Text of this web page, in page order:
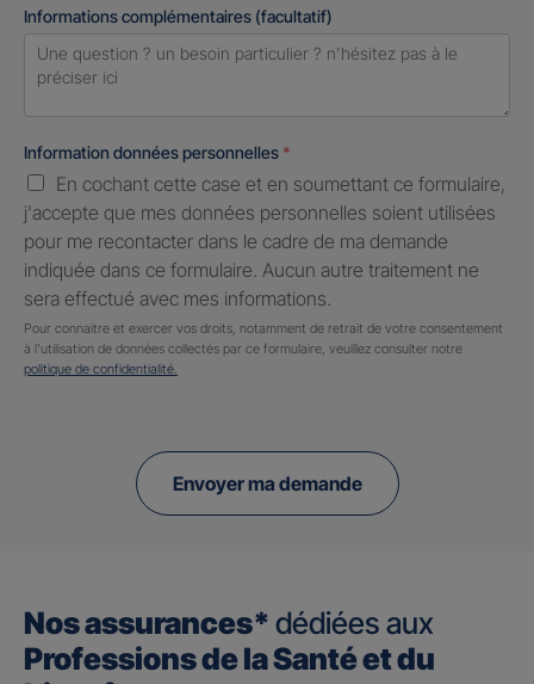
Informations complémentaires (facultatif)
Information données personnelles *
En cochant cette case et en soumettant ce formulaire,
j'accepte que mes données personnelles soient utilisées
pour me recontacter dans le cadre de ma demande
indiquée dans ce formulaire. Aucun autre traitement ne
sera effectué avec mes informations.
Pour connaitre et exercer vos droits, notamment de retrait de votre consentement
à l'utilisation de données collectés par ce formulaire, veuillez consulter notre
politique de confidentialité.
Envoyer ma demande
Nos assurances* dédiées aux
Professions de la Santé et du